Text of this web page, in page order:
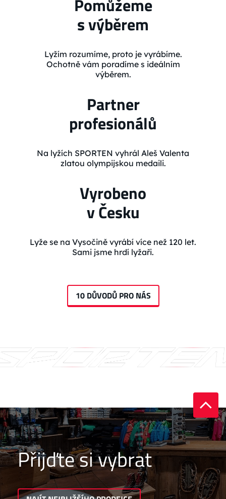
Pomůžeme
s výběrem
Lyžím rozumíme, proto je vyrábíme.
Ochotně vám poradíme s ideálním
výběrem.
Partner
profesionálů
Na lyžích SPORTEN vyhrál Aleš Valenta
zlatou olympijskou medaili.
Vyrobeno
v Česku
Lyže se na Vysočině vyrábí více než 120 let.
Sami jsme hrdí lyžaři.
10 DŮVODŮ PRO NÁS
Přijďte si vybrat